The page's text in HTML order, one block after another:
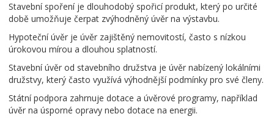
Stavební spoření je dlouhodobý spořicí produkt, který po určité
době umožňuje čerpat zvýhodněný úvěr na výstavbu.
Hypoteční úvěr je úvěr zajištěný nemovitostí, často s nízkou
úrokovou mírou a dlouhou splatností.
Stavební úvěr od stavebního družstva je úvěr nabízený lokálními
družstvy, který často využívá výhodnější podmínky pro své členy.
Státní podpora zahrnuje dotace a úvěrové programy, například
úvěr na úsporné opravy nebo dotace na energii.